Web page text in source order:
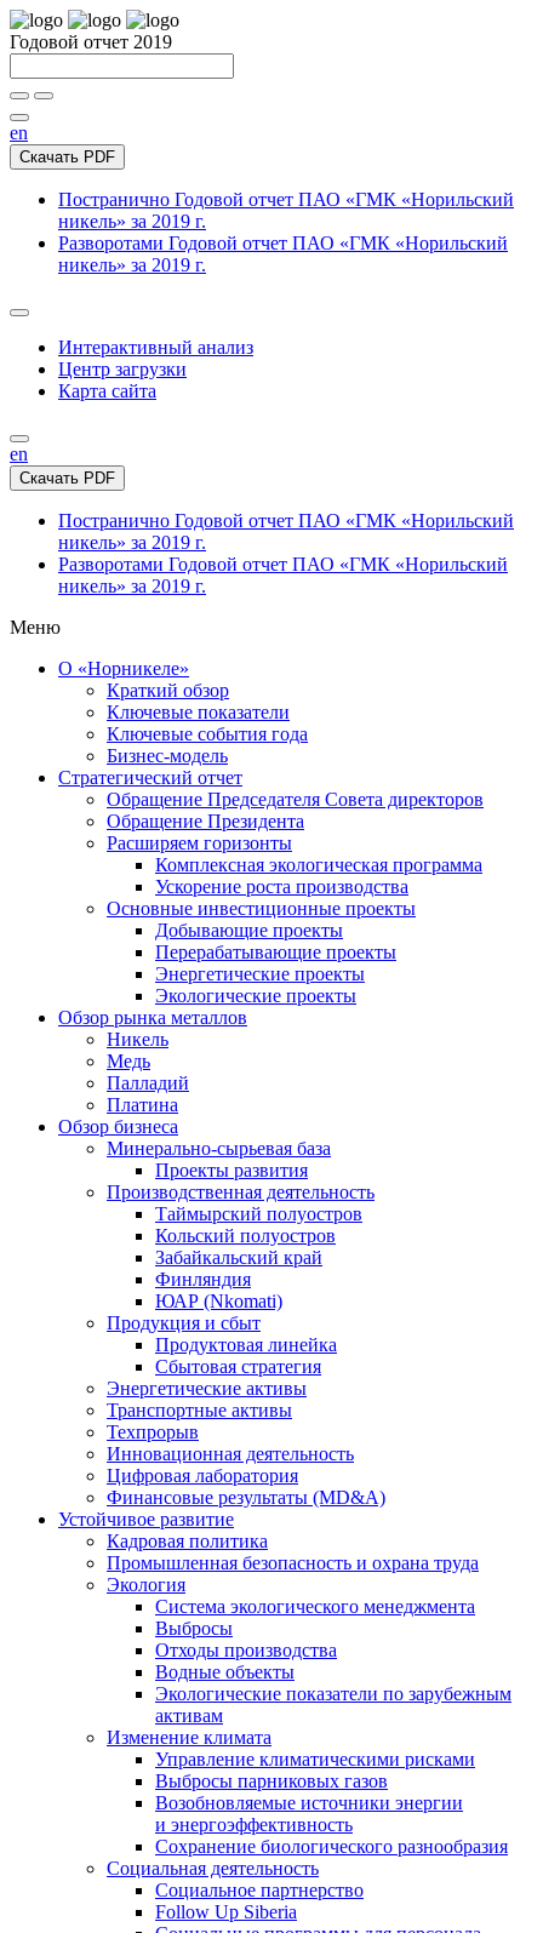
Годовой отчет 2019
en
Скачать PDF
Постранично Годовой отчет ПАО «ГМК «Норильский
никель» за 2019 г.
Разворотами Годовой отчет ПАО «ГМК «Норильский
никель» за 2019 г.
Интерактивный анализ
Центр загрузки
Карта сайта
en
Скачать PDF
Постранично Годовой отчет ПАО «ГМК «Норильский
никель» за 2019 г.
Разворотами Годовой отчет ПАО «ГМК «Норильский
никель» за 2019 г.
Меню
О «Норникеле»
Краткий обзор
Ключевые показатели
Ключевые события года
Бизнес-модель
Стратегический отчет
Обращение Председателя Совета директоров
Обращение Президента
Расширяем горизонты
Комплексная экологическая программа
Ускорение роста производства
Основные инвестиционные проекты
Добывающие проекты
Перерабатывающие проекты
Энергетические проекты
Экологические проекты
Обзор рынка металлов
Никель
Медь
Палладий
Платина
Обзор бизнеса
Минерально-сырьевая база
Проекты развития
Производственная деятельность
Таймырский полуостров
Кольский полуостров
Забайкальский край
Финляндия
ЮАР (Nkomati)
Продукция и сбыт
Продуктовая линейка
Сбытовая стратегия
Энергетические активы
Транспортные активы
Техпрорыв
Инновационная деятельность
Цифровая лаборатория
Финансовые результаты (MD&A)
Устойчивое развитие
Кадровая политика
Промышленная безопасность и охрана труда
Экология
Система экологического менеджмента
Выбросы
Отходы производства
Водные объекты
Экологические показатели по зарубежным
активам
Изменение климата
Управление климатическими рисками
Выбросы парниковых газов
Возобновляемые источники энергии
и энергоэффективность
Сохранение биологического разнообразия
Социальная деятельность
Социальное партнерство
Follow Up Siberia